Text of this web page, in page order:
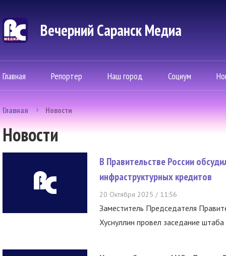
Вечерний Саранск Mедиа
Главная Репортер Наш город Социум
Главная Новости
Новости
В Правительстве России
инфраструктурных кредитов
20 Октября 2025 / 11:56
Заместитель Председателя
Хуснуллин провел заседание